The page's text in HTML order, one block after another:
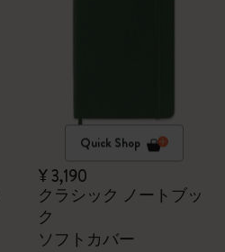
Quick Shop
¥ 3,190
クラシック ノートブッ
ク
ソフトカバー